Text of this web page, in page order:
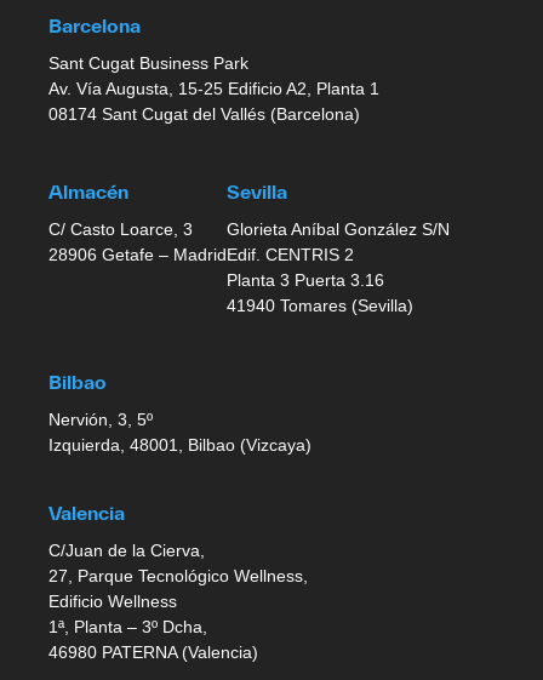
Barcelona
Sant Cugat Business Park
Av. Vía Augusta, 15-25 Edificio A2, Planta 1
08174 Sant Cugat del Vallés (Barcelona)
Almacén
C/ Casto Loarce, 3
28906 Getafe – Madrid
Sevilla
Glorieta Aníbal González S/N
Edif. CENTRIS 2
Planta 3 Puerta 3.16
41940 Tomares (Sevilla)
Bilbao
Nervión, 3, 5º
Izquierda, 48001, Bilbao (Vizcaya)
Valencia
C/Juan de la Cierva,
27, Parque Tecnológico Wellness,
Edificio Wellness
1ª, Planta – 3º Dcha,
46980 PATERNA (Valencia)